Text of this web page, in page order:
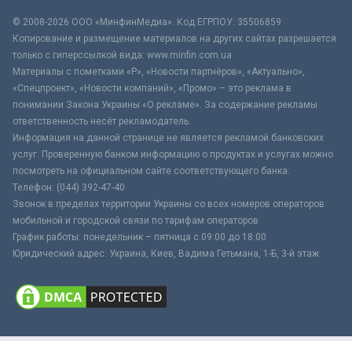
© 2008-2026 ООО «МинфинМедиа». Код ЕГРПОУ: 35506859
Копирование и размещение материалов на других сайтах разрешается
только с гиперссылкой вида: www.minfin.com.ua
Материалы с пометками «Р», «Новости партнёров», «Актуально»,
«Спецпроект», «Новости компаний», «Промо» – это реклама в
понимании Закона Украины «О рекламе». За содержание рекламы
ответственность несёт рекламодатель.
Информация на данной странице не является рекламой банковских
услуг. Проверенную банком информацию о продуктах и услугах можно
посмотреть на официальном сайте соответствующего банка.
Телефон: (044) 392-47-40
Звонок в пределах территории Украины со всех номеров операторов
мобильной и городской связи по тарифам операторов
График работы: понедельник – пятница с 09:00 до 18:00
Юридический адрес: Украина, Киев, Вадима Гетьмана, 1-Б, 3-й этаж